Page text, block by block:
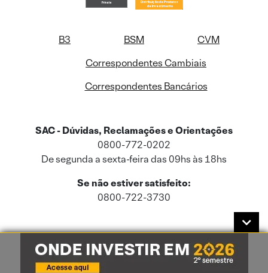
B3 BSM
CVM
Correspondentes Cambiais
Correspondentes Bancários
SAC - Dúvidas, Reclamações e Orientações
0800-772-0202
De segunda a sexta-feira das 09hs às 18hs
Se não estiver satisfeito:
0800-722-3730
Este site usa cookies e dados pessoais de acordo com a nossaPolítica de
Cookies
e a nossaPolítica de Privacidade.